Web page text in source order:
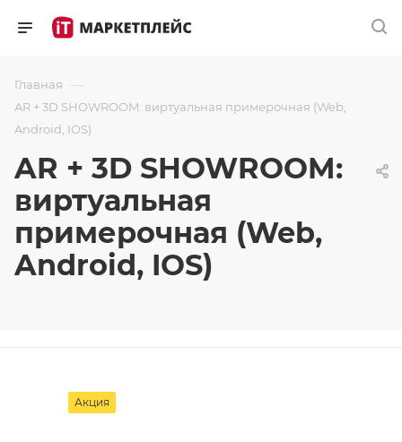
Главная —
AR + 3D SHOWROOM: виртуальная примерочная (Web,
Android, IOS)
AR + 3D SHOWROOM:
виртуальная
примерочная (Web,
Android, IOS)
Акция